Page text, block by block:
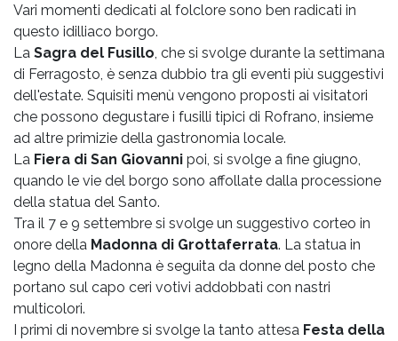
Vari momenti dedicati al folclore sono ben radicati in
questo idilliaco borgo.
La Sagra del Fusillo , che si svolge durante la settimana
di Ferragosto, è senza dubbio tra gli eventi più suggestivi
dell'estate. Squisiti menù vengono proposti ai visitatori
che possono degustare i fusilli tipici di Rofrano, insieme
ad altre primizie della gastronomia locale.
La Fiera di San Giovanni poi, si svolge a fine giugno,
quando le vie del borgo sono affollate dalla processione
della statua del Santo.
Tra il 7 e 9 settembre si svolge un suggestivo corteo in
onore della Madonna di Grottaferrata. La statua in
legno della Madonna è seguita da donne del posto che
portano sul capo ceri votivi addobbati con nastri
multicolori.
I primi di novembre si svolge la tanto attesa Festa della